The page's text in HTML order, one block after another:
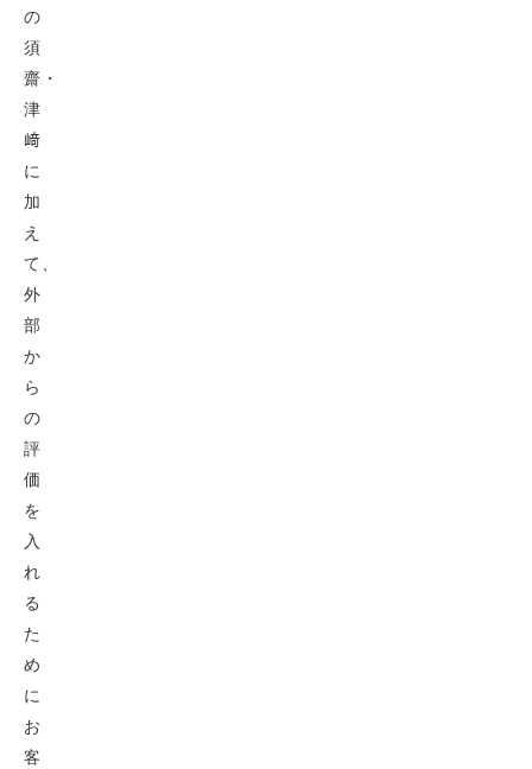
の
須
齋・
津
﨑
に
加
え
て、
外
部
か
ら
の
評
価
を
入
れ
る
た
め
に
お
客